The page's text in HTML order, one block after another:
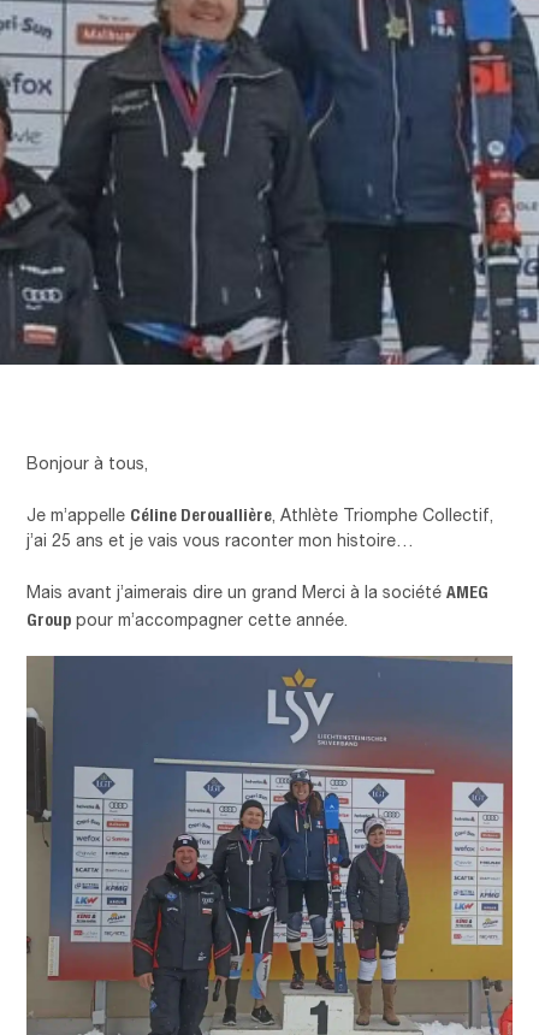
Bonjour à tous,
Je m’appelle Céline Derouallière , Athlète Triomphe Collectif,
j’ai 25 ans et je vais vous raconter mon histoire…
Mais avant j’aimerais dire un grand Merci à la sociétéAMEG
Group pour m’accompagner cette année.